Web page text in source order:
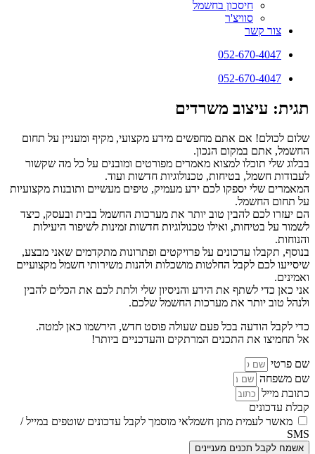
חיסכון בחשמל
סוויצ'ר
צור קשר
052-670-4047
052-670-4047
תגית: עיצוב משרדים
שלום לכולם! אם אתם מחפשים מידע מקצועי, מקיף ומעניין על תחום
החשמל, אתם במקום הנכון.
בבלוג שלי תוכלו למצוא מאמרים מפורטים ומובנים על כל מה שקשור
לעבודות חשמל, בטיחות, טכנולוגיות חדשות ועוד.
המאמרים שלי יספקו לכם ידע מעמיק, טיפים מעשיים ותובנות מקצועיות
על תחום החשמל.
הם יעזרו לכם להבין טוב יותר את מערכות החשמל בבית ובעסק, כיצד
לשמור על בטיחות, ואילו טכנולוגיות חדשות זמינות לשיפור היעילות
והנוחות.
בנוסף, תקבלו עדכונים על פרויקטים ופתרונות מתקדמים שאני מבצע,
שיסייעו לכם לקבל החלטות מושכלות ולהנות משירותי חשמל מקצועיים
ואמינים.
אני כאן כדי לשתף את הידע והניסיון שלי ולתת לכם את הכלים להבין
ולנהל טוב יותר את מערכות החשמל שלכם.
כדי לקבל הודעה בכל פעם שעולה פוסט חדש, הירשמו כאן למטה.
אל תחמיצו את התכנים המרתקים והעדכניים ביותר!
שם פרטי
שם משפחה
כתובת מייל
קבלת עדכונים
מאשר לעמית מתן חשמלאי מוסמך לקבל עדכונים שוטפים במייל /
SMS
אשמח לקבל תכנים מעניינים